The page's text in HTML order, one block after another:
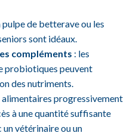
pulpe de betterave ou les
sont idéaux.
compléments : les
probiotiques peuvent
des nutriments.
progressivement
à une quantité suffisante
un vétérinaire ou un